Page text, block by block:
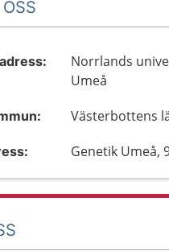
Norrlands
Umeå
Västerbottens
Genetik Umeå,